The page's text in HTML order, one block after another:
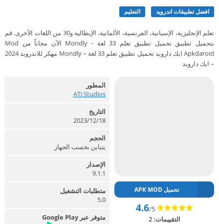
افضل تطبيقات اندرويد التعليم
تعلم الإنجليزية، الإسبانية، الفرنسية، الألمانية، الإيطالية و30 من اللغات الأخرى. قم
بتحميل تطبيق تحميل تطبيق تعلم 33 لغة - Mondly الآن مجاناً من Mod
Apkdaroid ابك دارويد تحميل تطبيق تعلم 33 لغة – Mondly مهكر للاندرويد 2024
– ابك دارويد
تحميل APK MOD
4.6/5
التقييمات:2
المطور
ATi Studios‏
التاريخ
2023/12/18
الحجم
يتباين بحسب الجهاز
الإصدار
9.1.1
متطلبات التشغيل
5.0
متوفر عبر Google Play